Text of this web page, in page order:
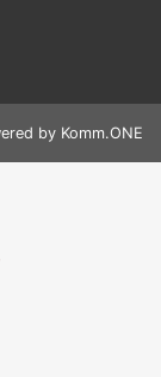
by Komm.ONE